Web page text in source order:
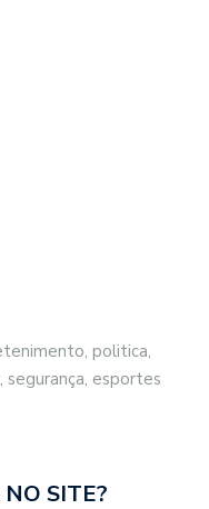
politica,
segurança, esportes
SITE?